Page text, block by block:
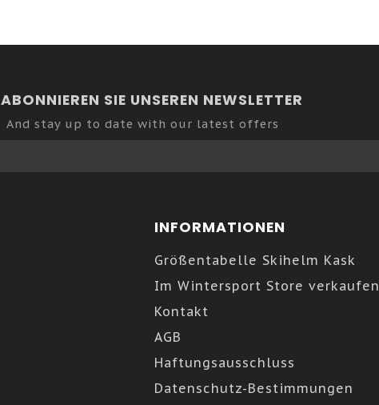
ABONNIEREN SIE UNSEREN NEWSLETTER
And stay up to date with our latest offers
INFORMATIONEN
Größentabelle Skihelm Kask
Im Wintersport Store verkaufen
Kontakt
AGB
Haftungsausschluss
Datenschutz-Bestimmungen